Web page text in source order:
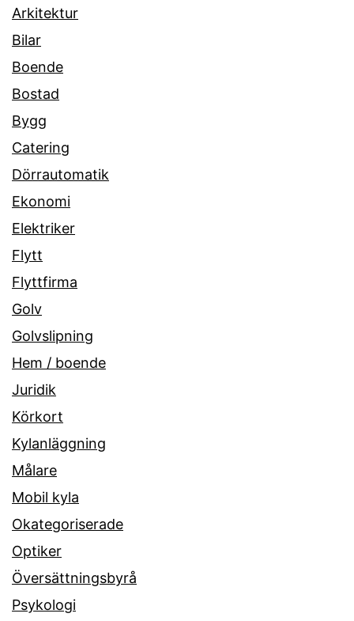
Arkitektur
Bilar
Boende
Bostad
Bygg
Catering
Dörrautomatik
Ekonomi
Elektriker
Flytt
Flyttfirma
Golv
Golvslipning
Hem / boende
Juridik
Körkort
Kylanläggning
Målare
Mobil kyla
Okategoriserade
Optiker
Översättningsbyrå
Psykologi